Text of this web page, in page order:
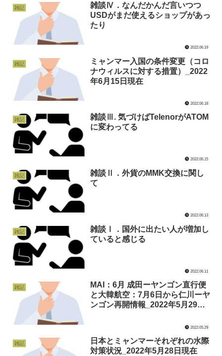
雑記
雑談Ⅳ．なんだかんだ言いつつ
USDがまだ使えるショップがあっ
たり
2022.06.19
雑記
ミャンマー入国の条件変更（コロ
ナウィルスに対する措置）_2022
年6月15日現在
2022.06.18
雑記
雑談Ⅲ. 気づけばTelenorがATOM
に変わってる
2022.06.15
雑記
雑談Ⅱ．外貨のMMK交換に関し
て
2022.06.13
雑記
雑談Ⅰ．国外に出たい人が増加し
ていると感じる
2022.06.11
雑記
MAI：6月 成田ーヤンゴン直行便
と大韓航空：7月6日から仁川ーヤ
ンゴン再開情報_2022年5月29日
2022.05.29
雑記
日本とミャンマーそれぞれの水際
対策状況_2022年5月28日現在